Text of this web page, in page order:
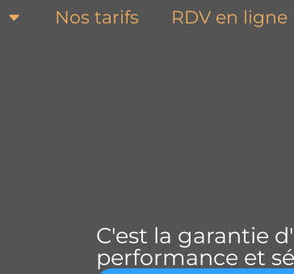
Nos tarifs RDV en ligne
C'est la garantie
performance et